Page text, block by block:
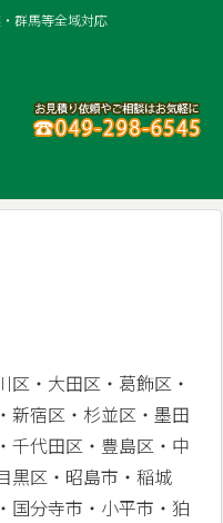
群馬等全域対応
区・大田区・葛飾区・
新宿区・杉並区・墨田
千代田区・豊島区・中
黒区・昭島市・稲城
国分寺市・小平市・狛